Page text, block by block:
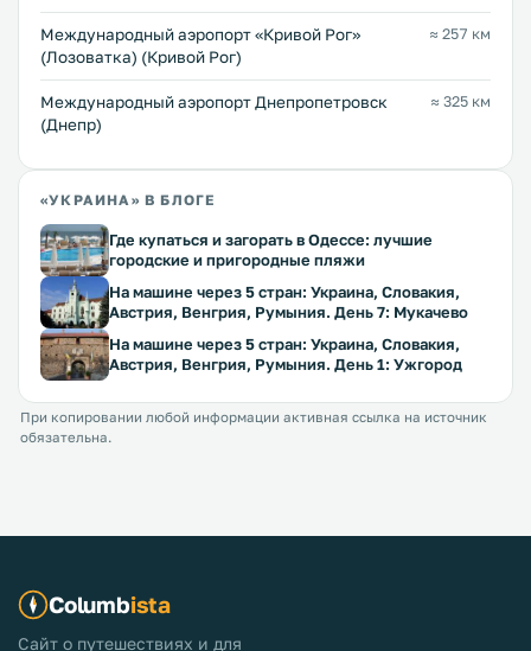
Международный аэропорт «Кривой Рог»
(Лозоватка) (Кривой Рог)
≈ 257 км
Международный аэропорт Днепропетровск
(Днепр)
≈ 325 км
«УКРАИНА» В БЛОГЕ
Где купаться и загорать в Одессе: лучшие
городские и пригородные пляжи
На машине через 5 стран: Украина, Словакия,
Австрия, Венгрия, Румыния. День 7: Мукачево
На машине через 5 стран: Украина, Словакия,
Австрия, Венгрия, Румыния. День 1: Ужгород
При копировании любой информации активная ссылка на источник
обязательна.
Columbista
Сайт о путешествиях и для